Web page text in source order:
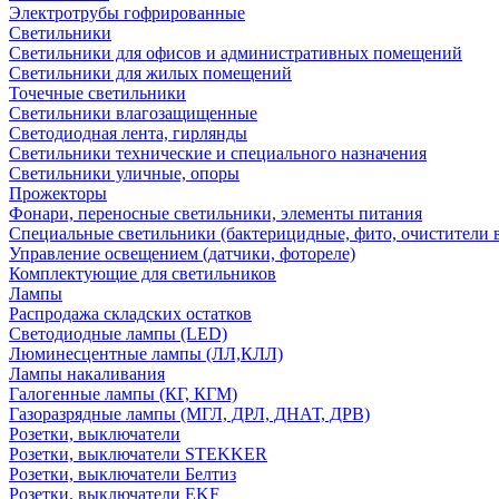
Электротрубы гофрированные
Светильники
Светильники для офисов и административных помещений
Светильники для жилых помещений
Точечные светильники
Светильники влагозащищенные
Светодиодная лента, гирлянды
Светильники технические и специального назначения
Светильники уличные, опоры
Прожекторы
Фонари, переносные светильники, элементы питания
Специальные светильники (бактерицидные, фито, очистители
Управление освещением (датчики, фотореле)
Комплектующие для светильников
Лампы
Распродажа складских остатков
Светодиодные лампы (LED)
Люминесцентные лампы (ЛЛ,КЛЛ)
Лампы накаливания
Галогенные лампы (КГ, КГМ)
Газоразрядные лампы (МГЛ, ДРЛ, ДНАТ, ДРВ)
Розетки, выключатели
Розетки, выключатели STEKKER
Розетки, выключатели Белтиз
Розетки, выключатели EKF